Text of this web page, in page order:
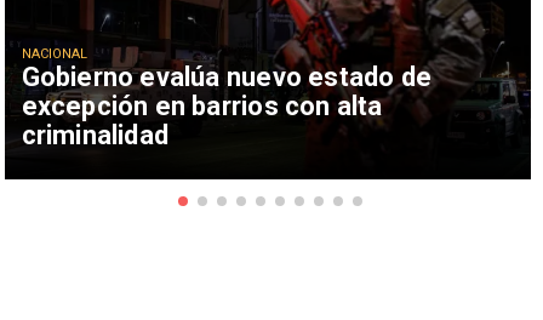
Gobierno evalúa nuevo estado de
excepción en barrios con alta
criminalidad
NACIONAL